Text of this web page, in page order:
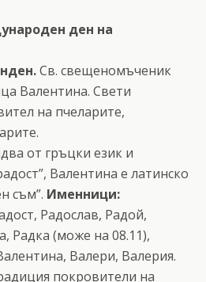
ден на
Св. свещеномъченик
Валентина. Свети
на пчеларите,
от гръцки език и
Валентина е латинско
съм”. Именници:
Радослав, Радой,
Радка (може на 08.11),
Валери, Валерия.
покровители на